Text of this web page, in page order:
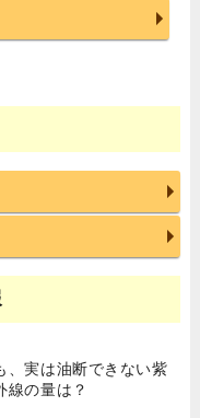
、実は油断できない紫
線の量は？